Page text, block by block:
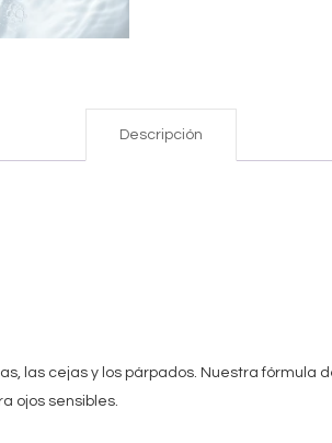
Descripción
las cejas y los párpados. Nuestra
ojos sensibles.